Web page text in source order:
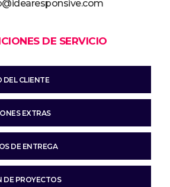
DE SERVICIO
DEL CLIENTE
EXTRAS
DE ENTREGA
DE PROYECTOS